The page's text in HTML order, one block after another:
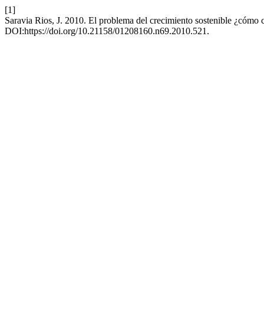
[1]
Saravia Rios, J. 2010. El problema del crecimiento sostenible ¿cómo
DOI:https://doi.org/10.21158/01208160.n69.2010.521.